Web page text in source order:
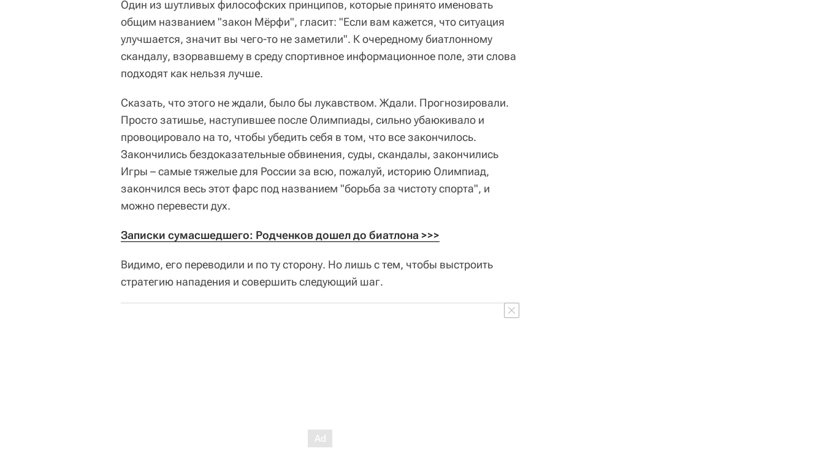
Один из шутливых философских принципов, которые принято именовать
общим названием "закон Мёрфи", гласит: "Если вам кажется, что ситуация
улучшается, значит вы чего-то не заметили". К очередному биатлонному
скандалу, взорвавшему в среду спортивное информационное поле, эти слова
подходят как нельзя лучше.
Сказать, что этого не ждали, было бы лукавством. Ждали. Прогнозировали.
Просто затишье, наступившее после Олимпиады, сильно убаюкивало и
провоцировало на то, чтобы убедить себя в том, что все закончилось.
Закончились бездоказательные обвинения, суды, скандалы, закончились
Игры – самые тяжелые для России за всю, пожалуй, историю Олимпиад,
закончился весь этот фарс под названием "борьба за чистоту спорта", и
можно перевести дух.
Записки сумасшедшего: Родченков дошел до биатлона >>>
Видимо, его переводили и по ту сторону. Но лишь с тем, чтобы выстроить
стратегию нападения и совершить следующий шаг.